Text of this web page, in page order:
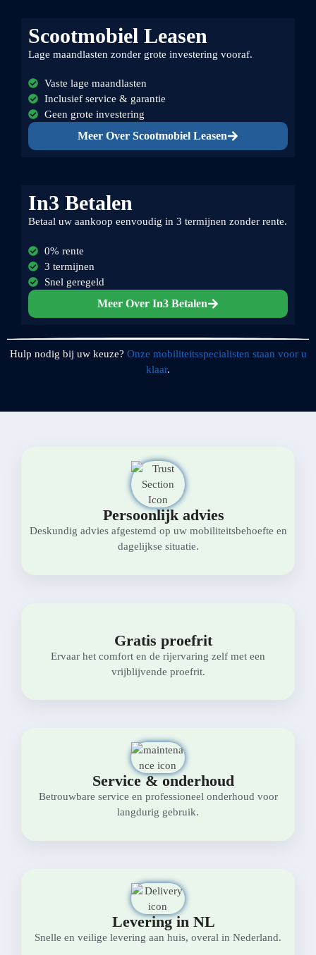
Scootmobiel Leasen
Lage maandlasten zonder grote investering vooraf.
Vaste lage maandlasten
Inclusief service & garantie
Geen grote investering
Meer Over Scootmobiel Leasen
In3 Betalen
Betaal uw aankoop eenvoudig in 3 termijnen zonder rente.
0% rente
3 termijnen
Snel geregeld
Meer Over In3 Betalen
Hulp nodig bij uw keuze? Onze mobiliteitsspecialisten staan voor u
klaar.
Persoonlijk advies
Deskundig advies afgestemd op uw mobiliteitsbehoefte en
dagelijkse situatie.
Gratis proefrit
Ervaar het comfort en de rijervaring zelf met een
vrijblijvende proefrit.
Service & onderhoud
Betrouwbare service en professioneel onderhoud voor
langdurig gebruik.
Levering in NL
Snelle en veilige levering aan huis, overal in Nederland.